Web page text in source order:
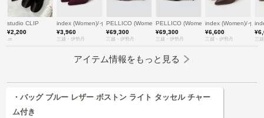
studio CLIP
¥2,200
.st
index (Women)/インデックス
¥3,960
三越・伊勢丹
PELLICO (Women)/ペリーコ
¥69,300
三越・伊勢丹
PELLICO (Women)/ペリーコ
¥69,300
三越・伊勢丹
index (Women)/イン
¥6,600
三越・伊勢丹 三
アイテム情報をもっと見る
・バッグ ブルー レザー ボストン ライト タッセル チャー
ム付き